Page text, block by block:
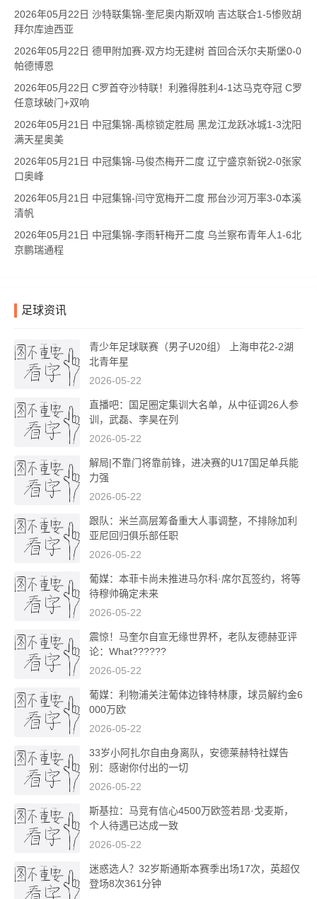
2026年05月22日 沙特联集锦-奎尼奥内斯双响 吉达联合1-5惨败胡
拜尔库迪西亚
2026年05月22日 德甲附加赛-双方均无建树 首回合沃尔夫斯堡0-0
帕德博恩
2026年05月22日 C罗首夺沙特联！利雅得胜利4-1达马克夺冠 C罗
任意球破门+双响
2026年05月21日 中冠集锦-禹椋锁定胜局 黑龙江龙跃冰城1-3沈阳
满天星奥美
2026年05月21日 中冠集锦-马俊杰梅开二度 辽宁盛京新锐2-0张家
口奥峰
2026年05月21日 中冠集锦-闫守宽梅开二度 邢台沙河万率3-0本溪
清帆
2026年05月21日 中冠集锦-李雨轩梅开二度 乌兰察布青年人1-6北
京鹏瑞通程
足球资讯
青少年足球联赛（男子U20组） 上海申花2-2湖
北青年星
2026-05-22
直播吧：国足圈定集训大名单，从中征调26人参
训，武磊、李昊在列
2026-05-22
解局|不靠门将靠前锋，进决赛的U17国足单兵能
力强
2026-05-22
跟队：米兰高层筹备重大人事调整，不排除加利
亚尼回归俱乐部任职
2026-05-22
葡媒：本菲卡尚未推进马尔科·席尔瓦签约，将等
待穆帅确定未来
2026-05-22
震惊！马奎尔自宣无缘世界杯，老队友德赫亚评
论：What??????
2026-05-22
葡媒：利物浦关注葡体边锋特林康，球员解约金6
000万欧
2026-05-22
33岁小阿扎尔自由身离队，安德莱赫特社媒告
别：感谢你付出的一切
2026-05-22
斯基拉：马竞有信心4500万欧签若昂·戈麦斯，
个人待遇已达成一致
2026-05-22
迷惑选人？32岁斯通斯本赛季出场17次，英超仅
登场8次361分钟